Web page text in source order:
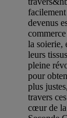
facilement
devenus
la soierie,
leurs
pleine
pour
plus
travers
cœur de la